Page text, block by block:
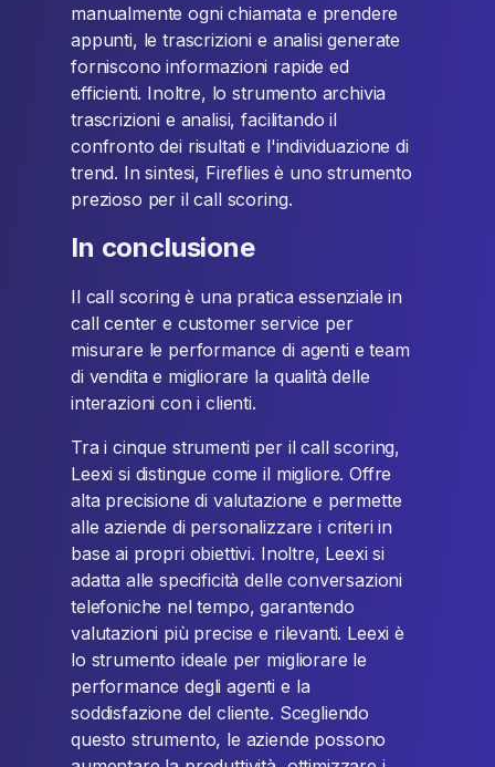
manualmente ogni chiamata e prendere
appunti, le trascrizioni e analisi generate
forniscono informazioni rapide ed
efficienti. Inoltre, lo strumento archivia
trascrizioni e analisi, facilitando il
confronto dei risultati e l'individuazione di
trend. In sintesi, Fireflies è uno strumento
prezioso per il call scoring.
In conclusione
Il call scoring è una pratica essenziale in
call center e customer service per
misurare le performance di agenti e team
di vendita e migliorare la qualità delle
interazioni con i clienti.
Tra i cinque strumenti per il call scoring,
Leexi si distingue come il migliore. Offre
alta precisione di valutazione e permette
alle aziende di personalizzare i criteri in
base ai propri obiettivi. Inoltre, Leexi si
adatta alle specificità delle conversazioni
telefoniche nel tempo, garantendo
valutazioni più precise e rilevanti. Leexi è
lo strumento ideale per migliorare le
performance degli agenti e la
soddisfazione del cliente. Scegliendo
questo strumento, le aziende possono